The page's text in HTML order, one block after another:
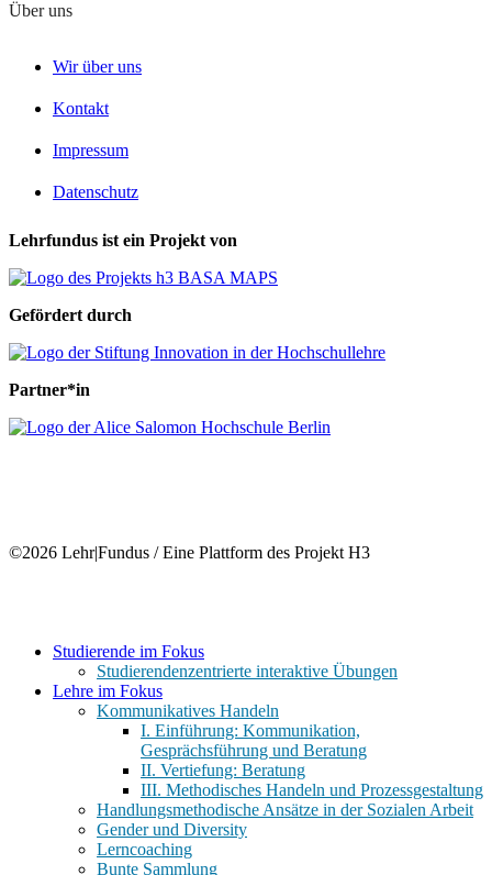
Über uns
Wir über uns
Kontakt
Impressum
Datenschutz
Lehrfundus ist ein Projekt von
Gefördert durch
Partner*in
©2026 Lehr|Fundus / Eine Plattform des Projekt H3
Close
Studierende im Fokus
Studierendenzentrierte interaktive Übungen
Lehre im Fokus
Kommunikatives Handeln
I. Einführung: Kommunikation,
Gesprächsführung und Beratung
II. Vertiefung: Beratung
III. Methodisches Handeln und Prozessgestaltung
Handlungsmethodische Ansätze in der Sozialen Arbeit
Gender und Diversity
Lerncoaching
Bunte Sammlung